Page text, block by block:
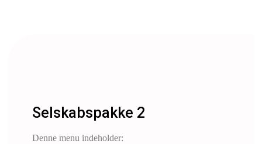
Selskabspakke 2
Denne menu indeholder: